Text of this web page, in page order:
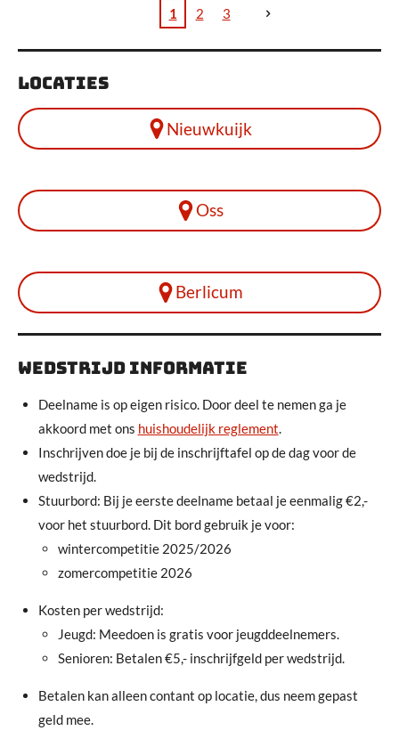
um
afgela
1 2 3
Locaties
Nieuwkuijk
Oss
Berlicum
wedstrijd informatie
Deelname is op eigen risico. Door deel te nemen ga je
akkoord met ons huishoudelijk reglement.
Inschrijven doe je bij de inschrijftafel op de dag voor de
wedstrijd.
Stuurbord: Bij je eerste deelname betaal je eenmalig €2,-
voor het stuurbord. Dit bord gebruik je voor:
wintercompetitie 2025/2026
zomercompetitie 2026
Kosten per wedstrijd:
Jeugd: Meedoen is gratis voor jeugddeelnemers.
Senioren: Betalen €5,- inschrijfgeld per wedstrijd.
Betalen kan alleen contant op locatie, dus neem gepast
geld mee.